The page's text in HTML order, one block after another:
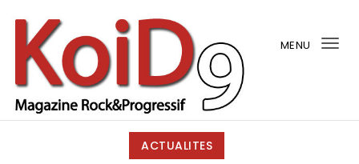
Skip to content
MENU
ACTUALITES